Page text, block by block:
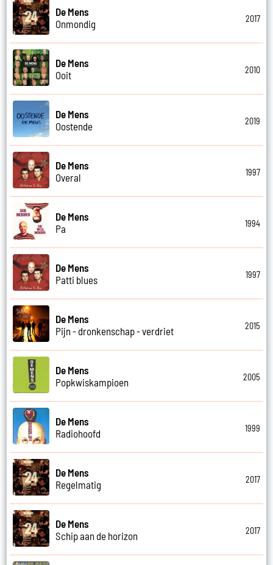
De Mens
Onmondig
2017
De Mens
Ooit
2010
De Mens
Oostende
2019
De Mens
Overal
1997
De Mens
Pa
1994
De Mens
Patti blues
1997
De Mens
Pijn - dronkenschap - verdriet
2015
De Mens
Popkwiskampioen
2005
De Mens
Radiohoofd
1999
De Mens
Regelmatig
2017
De Mens
Schip aan de horizon
2017